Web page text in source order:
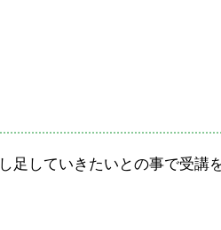
足していきたいとの事で受講